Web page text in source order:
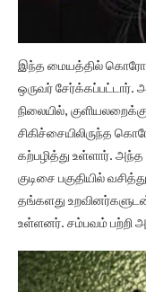
இந்த மையத்தில்
ஒருவர் சேர்க்கப்பட்டார்.
நிலையில்,
சிகிச்சையிலிருந்த
கற்பழித்து உள்ளார்.
குடிசை பகுதியில்
தங்களது
உள்ளனர். சம்பவம் பற்றி